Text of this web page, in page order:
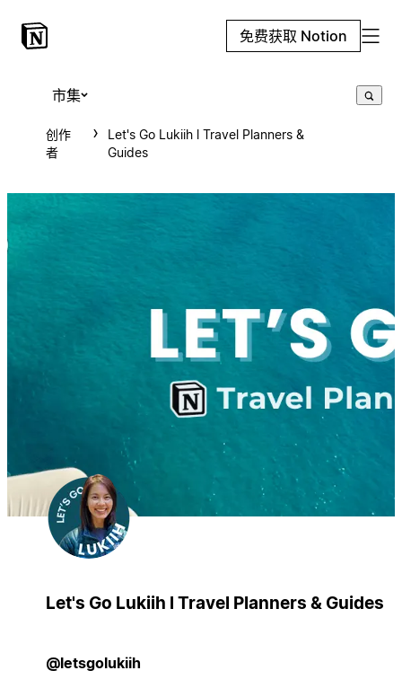
免费获取 Notion
市集
创作
者
Let's Go Lukiih l Travel Planners &
Guides
Let's Go Lukiih l Travel Planners & Guides
@letsgolukiih